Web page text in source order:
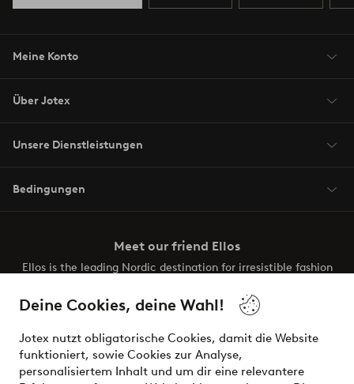
Deine Cookies, deine Wahl!
Jotex nutzt obligatorische Cookies, damit die Website
funktioniert, sowie Cookies zur Analyse,
personalisiertem Inhalt und um dir eine relevantere
Meine Konto
Über Jotex
Unsere Dienstleistungen
Bedingungen
Meet our friend Ellos
Ellos is the leading Nordic destination for irresistible fashion
the latest trends, curated to make finding your next look
effortless. It’s all here.
Visit Ellos